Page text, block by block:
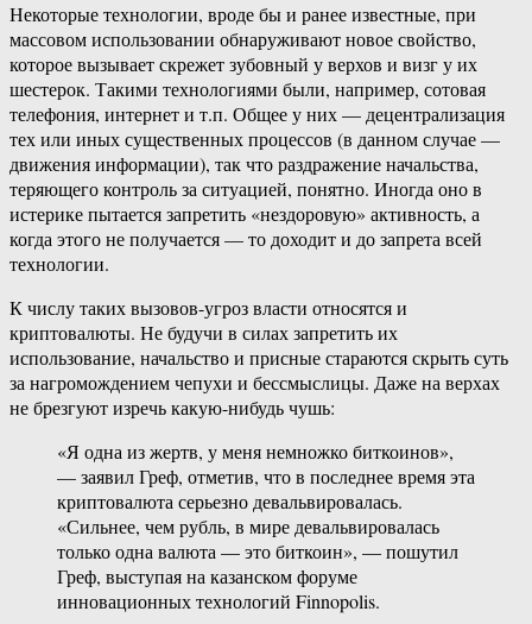
Некоторые технологии, вроде бы и ранее известные, при
массовом использовании обнаруживают новое свойство,
которое вызывает скрежет зубовный у верхов и визг у их
шестерок. Такими технологиями были, например, сотовая
телефония, интернет и т.п. Общее у них — децентрализация
тех или иных существенных процессов (в данном случае —
движения информации), так что раздражение начальства,
теряющего контроль за ситуацией, понятно. Иногда оно в
истерике пытается запретить «нездоровую» активность, а
когда этого не получается — то доходит и до запрета всей
технологии.
К числу таких вызовов-угроз власти относятся и
криптовалюты. Не будучи в силах запретить их
использование, начальство и присные стараются скрыть суть
за нагромождением чепухи и бессмыслицы. Даже на верхах
не брезгуют изречь какую-нибудь чушь:
«Я одна из жертв, у меня немножко биткоинов»,
— заявил Греф, отметив, что в последнее время эта
криптовалюта серьезно девальвировалась.
«Сильнее, чем рубль, в мире девальвировалась
только одна валюта — это биткоин», — пошутил
Греф, выступая на казанском форуме
инновационных технологий Finnopolis.